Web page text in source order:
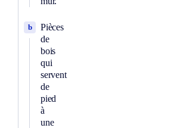
Pièces
de
bois
qui
servent
de
pied
à
une
b